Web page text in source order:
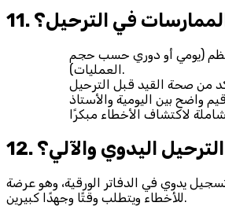
الممارسات في الترحيل؟
(يومي أو دوري حسب حجم
العمليات).
الترحيل اليدوي والآلي؟
يدوي في الدفاتر الورقية، وهو عرضة
للأخطاء ويتطلب وقتًا وجهدًا كبيرين.